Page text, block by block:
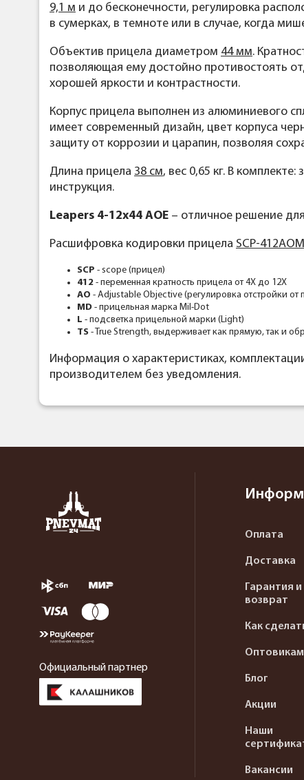
9,1 м и до бесконечности, регулировка
в сумерках, в темноте или в случае, когда
Объектив прицела диаметром 44 мм.
позволяющая ему достойно противостоять
хорошей яркости и контрастности.
Корпус прицела выполнен из алюминиевого
имеет современный дизайн, цвет корпуса
защиту от коррозии и царапин, позволяя
Длина прицела 38 см, вес 0,65 кг. В
инструкция.
Leapers 4-12x44 AOE – отличное решение
Расшифровка кодировки прицела SCP-
SCP - scope (прицел)
412 - переменная кратность прицела от 4Х до 12Х
AO - Adjustable Objective (регулировка отстройки от
MD - прицельная марка Mil-Dot
L - подсветка прицельной марки (Light)
TS - True Strength, выдерживает как прямую, так и
Информация о характеристиках,
производителем без уведомления.
Официальный партнер
Оплата
Доставка
Гарантия и
возврат
Как
Оптовикам
Блог
Акции
Наши
Вакансии